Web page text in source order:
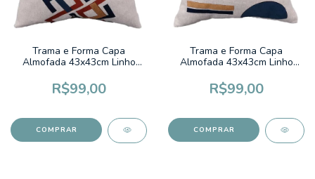
Trama e Forma Capa
Almofada 43x43cm Linho
Trançado Azul Terracota
R$99,00
Trama e Forma Capa
Almofada 43x43cm Linho
Circulo Auzl Terracota
R$99,00